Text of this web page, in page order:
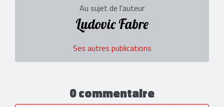
Au sujet de l'auteur
Ludovic Fabre
Ses autres publications
0 commentaire